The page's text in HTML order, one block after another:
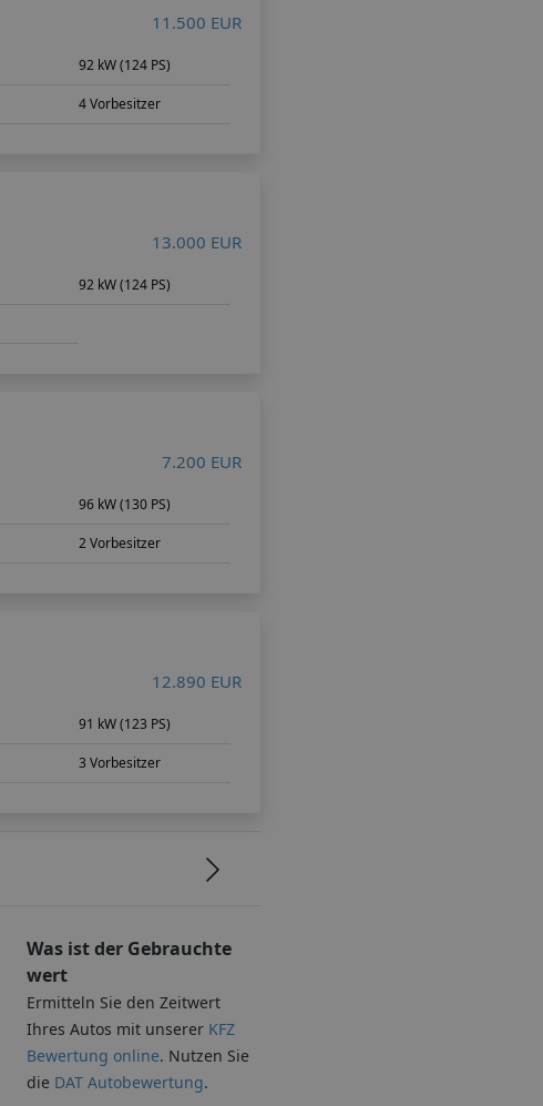
11.500 EUR
92 kW (124 PS)
4 Vorbesitzer
13.000 EUR
92 kW (124 PS)
7.200 EUR
96 kW (130 PS)
2 Vorbesitzer
12.890 EUR
91 kW (123 PS)
3 Vorbesitzer
Was ist der Gebrauchte
wert
Ermitteln Sie den Zeitwert
Ihres Autos mit unserer KFZ
Bewertung online. Nutzen Sie
die DAT Autobewertung.